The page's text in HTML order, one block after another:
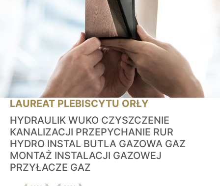
LAUREAT PLEBISCYTU ORŁY
HYDRAULIK WUKO CZYSZCZENIE
KANALIZACJI PRZEPYCHANIE RUR
HYDRO INSTAL BUTLA GAZOWA GAZ
MONTAŻ INSTALACJI GAZOWEJ
PRZYŁACZE GAZ